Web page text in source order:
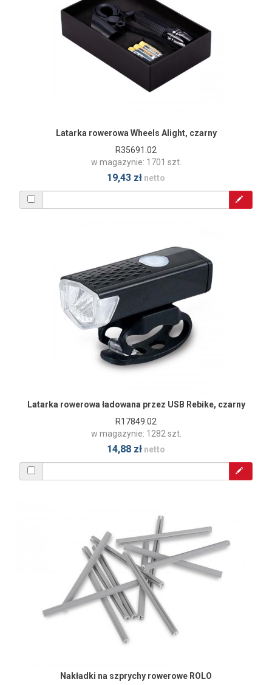
Latarka rowerowa Wheels Alight, czarny
R35691.02
w magazynie: 1701 szt.
19,43 zł netto
Latarka rowerowa ładowana przez USB Rebike, czarny
R17849.02
w magazynie: 1282 szt.
14,88 zł netto
Nakładki na szprychy rowerowe ROLO